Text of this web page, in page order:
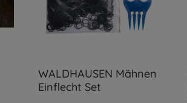
WALDHAUSEN Mähnen
Einflecht Set